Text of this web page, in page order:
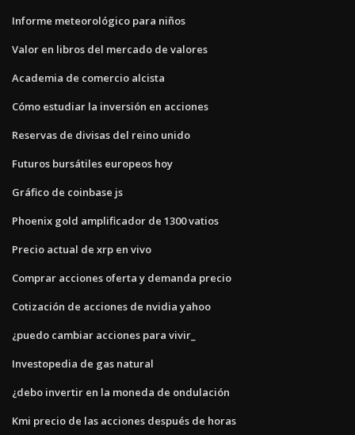
Informe meteorológico para niños
Valor en libros del mercado de valores
Academia de comercio alcista
Cómo estudiar la inversión en acciones
Reservas de divisas del reino unido
Futuros bursátiles europeos hoy
Gráfico de coinbase js
Phoenix gold amplificador de 1300 vatios
Precio actual de xrp en vivo
Comprar acciones oferta y demanda precio
Cotización de acciones de nvidia yahoo
¿puedo cambiar acciones para vivir_
Investopedia de gas natural
¿debo invertir en la moneda de ondulación
Kmi precio de las acciones después de horas